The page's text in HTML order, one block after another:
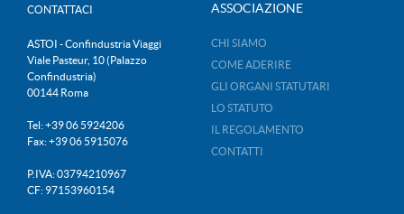
CONTATTACI
ASTOI - Confindustria Viaggi
Viale Pasteur, 10 (Palazzo
Confindustria)
00144 Roma
Tel: +39 06 5924206
Fax: +39 06 5915076
P.IVA: 03794210967
CF: 97153960154
ASSOCIAZIONE
CHI SIAMO
COME ADERIRE
GLI ORGANI STATUTARI
LO STATUTO
IL REGOLAMENTO
CONTATTI